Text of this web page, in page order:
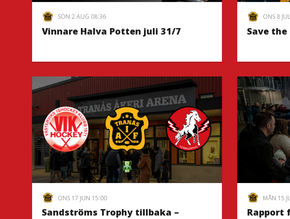
SÖN 2 AUG 08:36
Vinnare Halva Potten juli 31/7
ONS 8
Save
ONS 17 JUN 15:00
Sandströms Trophy tillbaka –
MÅN 15
Rapport